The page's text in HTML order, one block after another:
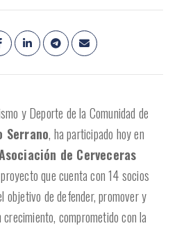
y Deporte de la Comunidad de
Serrano, ha participado hoy en
de Cerveceras
que cuenta con 14 socios
objetivo de defender, promover y
comprometido con la